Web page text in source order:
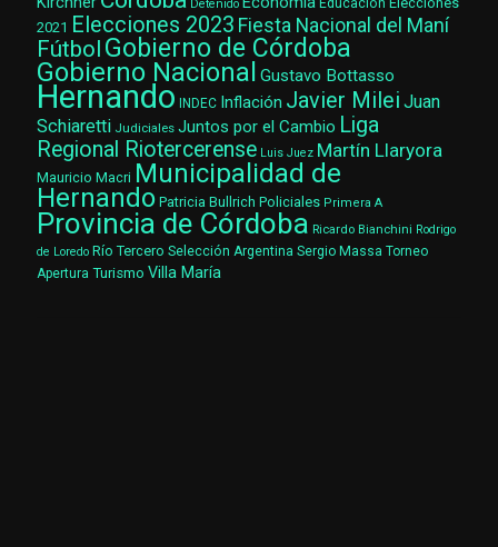
Detenido Educación
2021 Elecciones 2023 Fiesta Nacional del Maní
Fútbol Gobierno de Córdoba
Gobierno Nacional Gustavo Bottasso
Hernando INDEC Inflación Javier Milei Juan
Schiaretti Judiciales Juntos por el Cambio Liga
Regional Riotercerense Luis Juez Martín Llaryora
Mauricio Macri Municipalidad de
Hernando Patricia Bullrich Policiales Primera A
Provincia de Córdoba Ricardo Bianchini Rodrigo
de Loredo Río Tercero Selección Argentina Sergio Massa Torneo
Apertura Turismo Villa María